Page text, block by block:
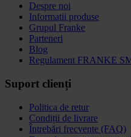
Despre noi
Informatii produse
Grupul Franke
Parteneri
Blog
Regulament FRANKE
Suport clienți
Politica de retur
Condiții de livrare
Întrebări frecvente (FAQ)